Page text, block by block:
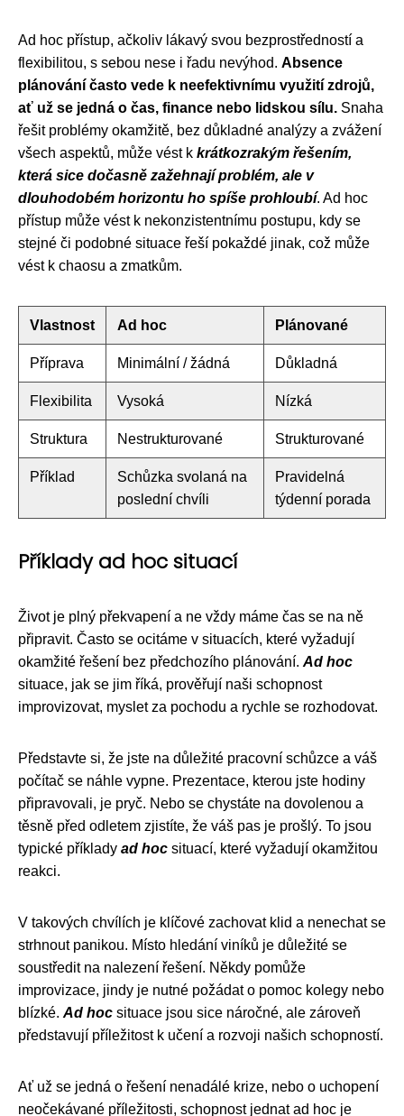
Ad hoc přístup, ačkoliv lákavý svou bezprostředností a
flexibilitou, s sebou nese i řadu nevýhod. Absence
plánování často vede k neefektivnímu využití zdrojů,
ať už se jedná o čas, finance nebo lidskou sílu. Snaha
řešit problémy okamžitě, bez důkladné analýzy a zvážení
všech aspektů, může vést k krátkozrakým řešením,
která sice dočasně zažehnají problém, ale v
dlouhodobém horizontu ho spíše prohloubí. Ad hoc
přístup může vést k nekonzistentnímu postupu, kdy se
stejné či podobné situace řeší pokaždé jinak, což může
vést k chaosu a zmatkům.
Vlastnost Ad hoc Plánované
Příprava Minimální / žádná Důkladná
Flexibilita Vysoká Nízká
Struktura Nestrukturované Strukturované
Příklad
Schůzka svolaná na
poslední chvíli
Pravidelná
týdenní porada
Příklady ad hoc situací
Život je plný překvapení a ne vždy máme čas se na ně
připravit. Často se ocitáme v situacích, které vyžadují
okamžité řešení bez předchozího plánování. Ad hoc
situace, jak se jim říká, prověřují naši schopnost
improvizovat, myslet za pochodu a rychle se rozhodovat.
Představte si, že jste na důležité pracovní schůzce a váš
počítač se náhle vypne. Prezentace, kterou jste hodiny
připravovali, je pryč. Nebo se chystáte na dovolenou a
těsně před odletem zjistíte, že váš pas je prošlý. To jsou
typické příklady ad hoc situací, které vyžadují okamžitou
reakci.
V takových chvílích je klíčové zachovat klid a nenechat se
strhnout panikou. Místo hledání viníků je důležité se
soustředit na nalezení řešení. Někdy pomůže
improvizace, jindy je nutné požádat o pomoc kolegy nebo
blízké. Ad hoc situace jsou sice náročné, ale zároveň
představují příležitost k učení a rozvoji našich schopností.
Ať už se jedná o řešení nenadálé krize, nebo o uchopení
neočekávané příležitosti, schopnost jednat ad hoc je